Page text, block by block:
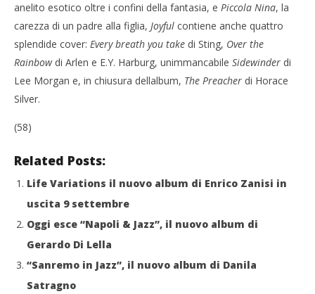
anelito esotico oltre i confini della fantasia, e Piccola Nina, la
carezza di un padre alla figlia, Joyful contiene anche quattro
splendide cover: Every breath you take di Sting, Over the
Rainbowdi Arlen e E.Y. Harburg, unimmancabile Sidewinder di
Lee Morgan e, in chiusura dellalbum, The Preacher di Horace
Silver.
(58)
Related Posts:
Life Variations il nuovo album di Enrico Zanisi in
uscita 9 settembre
Oggi esce “Napoli & Jazz”, il nuovo album di
Gerardo Di Lella
“Sanremo in Jazz”, il nuovo album di Danila
Satragno